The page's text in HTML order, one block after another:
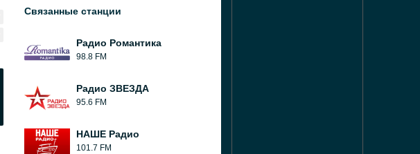
Связанные станции
Радио Романтика
98.8 FM
Радио ЗВЕЗДА
95.6 FM
НАШЕ Радио
101.7 FM